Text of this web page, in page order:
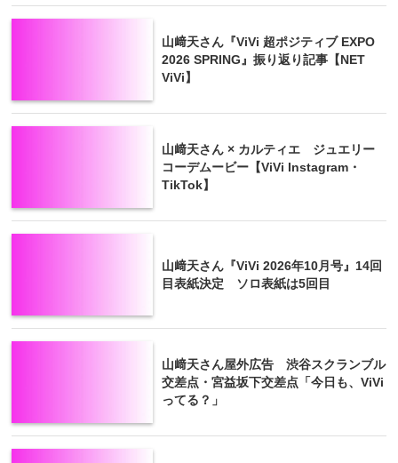
山﨑天さん『ViVi 超ポジティブ EXPO
2026 SPRING』振り返り記事【NET
ViVi】
山﨑天さん × カルティエ ジュエリー
コーデムービー【ViVi Instagram・
TikTok】
山﨑天さん『ViVi 2026年10月号』14回
目表紙決定 ソロ表紙は5回目
山﨑天さん屋外広告 渋谷スクランブル
交差点・宮益坂下交差点「今日も、ViVi
ってる？」